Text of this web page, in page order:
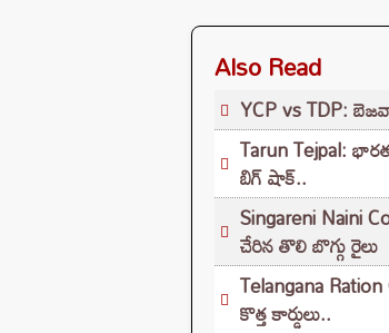
Also Read
YCP vs TDP:
Tarun Tejpal:
బిగ్ షాక్..
Singareni Naini
చేరిన తొలి బొగ్గు రైలు
Telangana
కొత్త కార్డులు..